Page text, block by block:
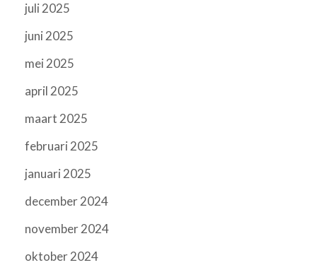
juli 2025
juni 2025
mei 2025
april 2025
maart 2025
februari 2025
januari 2025
december 2024
november 2024
oktober 2024